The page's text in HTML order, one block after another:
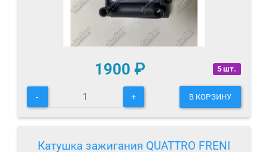
5 шт.
1900 ₽
- + В КОРЗИНУ
Катушка зажигания QUATTRO FRENI